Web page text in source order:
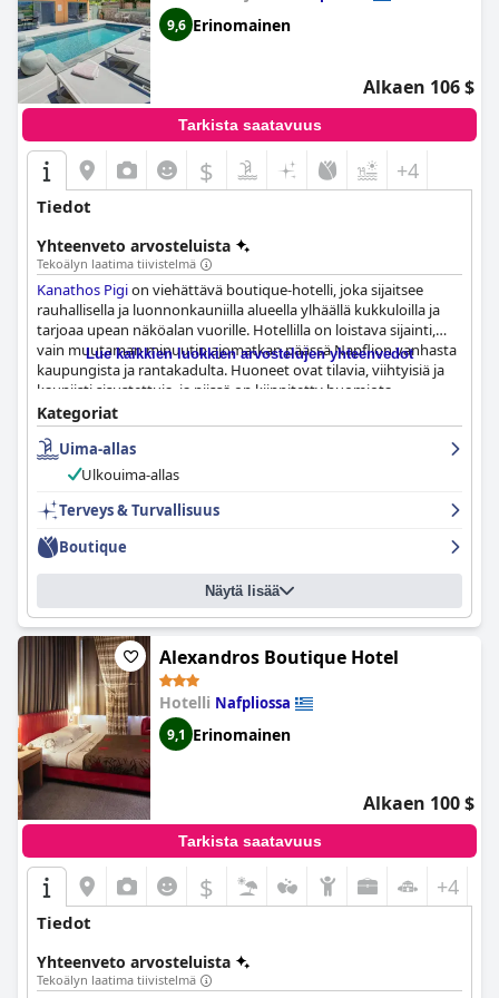
9,6 Erinomainen
Alkaen 106 $
Tarkista saatavuus
$ +4
Tiedot
Yhteenveto arvosteluista
Tekoälyn laatima tiivistelmä
Kanathos Pigion viehättävä boutique-hotelli, joka sijaitsee
rauhallisella ja luonnonkauniilla alueella ylhäällä kukkuloilla ja
tarjoaa upean näköalan vuorille. Hotellilla on loistava sijainti,
vain muutaman minuutin ajomatkan päässä Napflion vanhasta
kaupungista ja rantakadulta. Huoneet ovat tilavia, viihtyisiä ja
kauniisti sisustettuja, ja niissä on kiinnitetty huomiota
yksityiskohtiin. Hotelli on saanut kiitosta siisteydestään ja
ystävällisen ja avuliaan henkilökunnan tarjoamasta
poikkeuksellisesta palvelusta. Aamiainen on runsas, tuore ja
erittäin miellyttävä, ja monet vieraat kutsuvat sitä parhaaksi
Ulkouima-allas ja poreallasalue ovat hyvin hoidettuja ja
Kanathos Pigi
tarjoaa viihtyisän ja rauhallisen oleskelun, joka on
ihanteellinen niille, jotka etsivät syrjäisempää ja rauhallisempaa
Lue kaikkien luokkien arvostelujen yhteenvedot
Kategoriat
Uima-allas
Ulkouima-allas
Terveys & Turvallisuus
Boutique
Näytä lisää
Alexandros Boutique Hotel
Hotelli Nafpliossa
9,1 Erinomainen
Alkaen 100 $
Tarkista saatavuus
$ +4
Tiedot
Yhteenveto arvosteluista
Tekoälyn laatima tiivistelmä